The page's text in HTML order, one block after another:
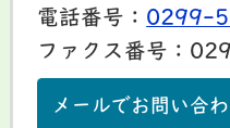
電話番号： 0299-
ファクス番号：
メールでお問い合